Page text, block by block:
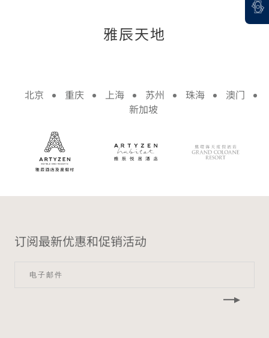
雅辰天地
北京 重庆 上海 苏州 珠海
澳门
新加坡
订阅最新优惠和促销活动​